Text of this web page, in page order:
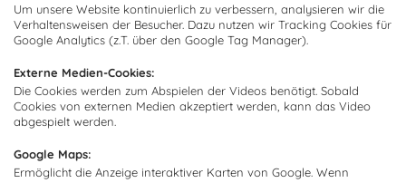
Um unsere Website kontinuierlich zu verbessern, analysieren wir die
Verhaltensweisen der Besucher. Dazu nutzen wir Tracking Cookies für
Google Analytics (z.T. über den Google Tag Manager).
Externe Medien-Cookies:
Die Cookies werden zum Abspielen der Videos benötigt. Sobald
Cookies von externen Medien akzeptiert werden, kann das Video
abgespielt werden.
Google Maps:
Ermöglicht die Anzeige interaktiver Karten von Google. Wenn
FAQ
Kontakt
Lieferung
Montage
Abholorte
Newsletter abonnieren
Newsletter und empfangen Sie
Neuigkeiten und Angebote